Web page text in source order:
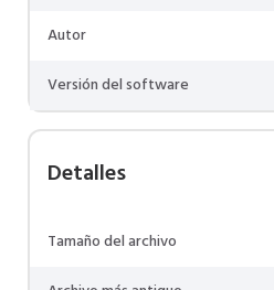
Autor
Versión del software
Detalles
Tamaño del archivo